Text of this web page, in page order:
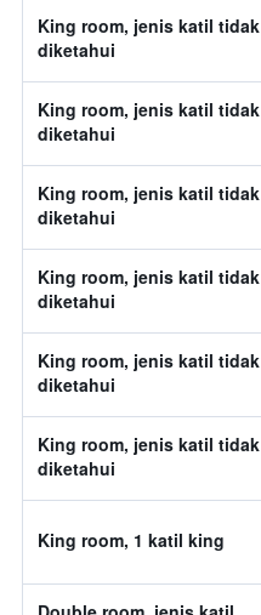
King room, jenis katil tidak
diketahui
King room, jenis katil tidak
diketahui
King room, jenis katil tidak
diketahui
King room, jenis katil tidak
diketahui
King room, jenis katil tidak
diketahui
King room, jenis katil tidak
diketahui
King room, 1 katil king